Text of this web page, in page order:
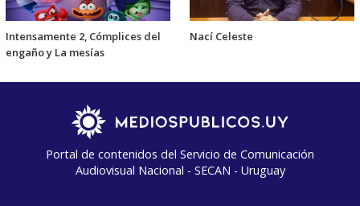
Intensamente 2, Cómplices del
engaño y La mesías
Nací Celeste
Portal de contenidos del Servicio de Comunicación
Audiovisual Nacional - SECAN - Uruguay